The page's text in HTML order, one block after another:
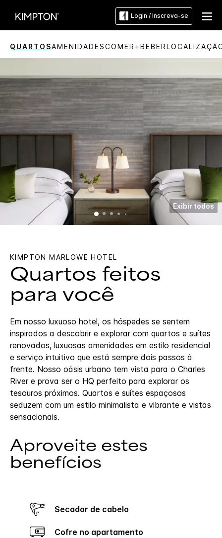
Login / Inscreva-se
QUARTOSAMENIDADESCOMER+BEBER
Exibir todos
KIMPTON MARLOWE HOTEL
Quartos feitos
para você
Em nosso luxuoso hotel, os hóspedes se sentem
inspirados a descobrir e explorar com quartos e suítes
renovados, luxuosas amenidades em estilo residencial
e serviço intuitivo que está sempre dois passos à
frente. Nosso oásis urbano tem vista para o Charles
River e prova ser o HQ perfeito para explorar os
tesouros próximos. Quartos e suítes espaçosos
seduzem com um estilo minimalista e vibrante e vistas
sensacionais.
Aproveite estes
benefícios
Secador de cabelo
Cofre no apartamento